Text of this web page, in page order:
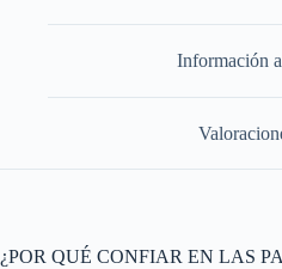
Información
¿POR QUÉ CONFIAR EN LAS